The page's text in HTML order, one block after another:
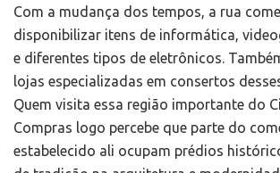
Com a mudança dos tempos, a rua
disponibilizar itens de informática,
e diferentes tipos de eletrônicos.
lojas especializadas em consertos
Quem visita essa região importante do
Compras logo percebe que parte do
estabelecido ali ocupam prédios